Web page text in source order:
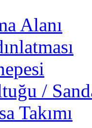
Alanı
/
Takımı